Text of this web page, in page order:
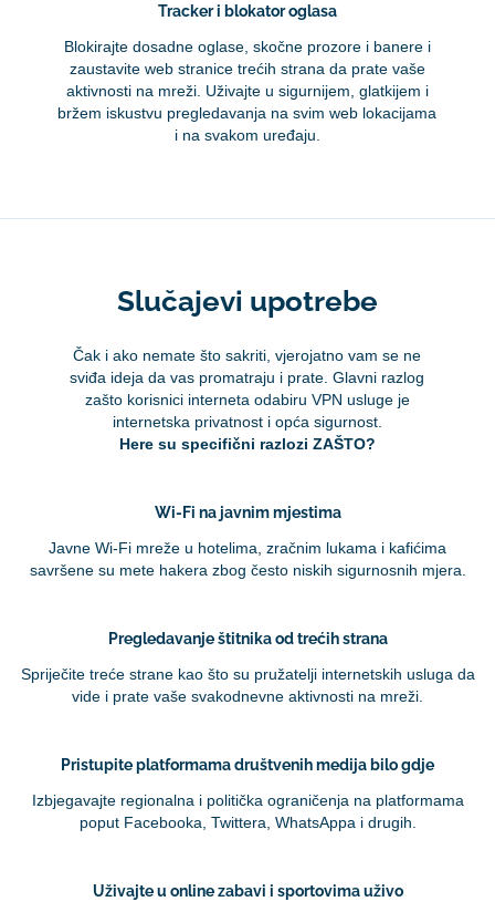
Tracker i blokator oglasa
Blokirajte dosadne oglase, skočne prozore i banere i
zaustavite web stranice trećih strana da prate vaše
aktivnosti na mreži. Uživajte u sigurnijem, glatkijem i
bržem iskustvu pregledavanja na svim web lokacijama
i na svakom uređaju.
Slučajevi upotrebe
Čak i ako nemate što sakriti, vjerojatno vam se ne
sviđa ideja da vas promatraju i prate. Glavni razlog
zašto korisnici interneta odabiru VPN usluge je
internetska privatnost i opća sigurnost.
Here su specifični razlozi ZAŠTO?
Wi-Fi na javnim mjestima
Javne Wi-Fi mreže u hotelima, zračnim lukama i kafićima
savršene su mete hakera zbog često niskih sigurnosnih mjera.
Pregledavanje štitnika od trećih strana
Spriječite treće strane kao što su pružatelji internetskih usluga da
vide i prate vaše svakodnevne aktivnosti na mreži.
Pristupite platformama društvenih medija bilo gdje
Izbjegavajte regionalna i politička ograničenja na platformama
poput Facebooka, Twittera, WhatsAppa i drugih.
Uživajte u online zabavi i sportovima uživo